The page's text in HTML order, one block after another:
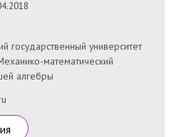
государственный университет
математический
алгебры